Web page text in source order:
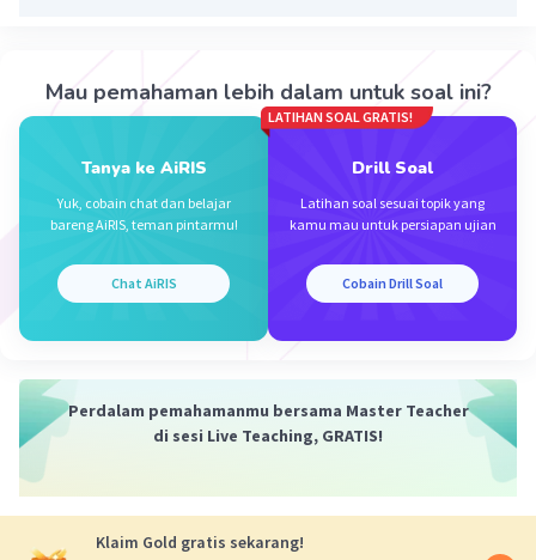
Mau pemahaman lebih dalam untuk soal ini?
Tanya ke AiRIS
Yuk, cobain chat dan belajar
bareng AiRIS, teman pintarmu!
Chat AiRIS
LATIHAN SOAL GRATIS!
Drill Soal
Latihan soal sesuai topik yang
kamu mau untuk persiapan ujian
Cobain Drill Soal
Perdalam pemahamanmu bersama Master Teacher
di sesi Live Teaching, GRATIS!
Klaim Gold gratis sekarang!